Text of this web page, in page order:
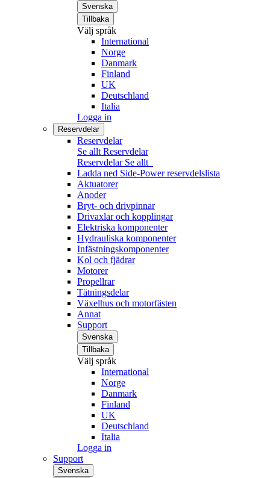
Svenska
Tillbaka
Välj språk
International
Norge
Danmark
Finland
UK
Deutschland
Italia
Logga in
Reservdelar
Reservdelar
Se allt Reservdelar
Reservdelar Se allt
Ladda ned Side-Power reservdelslista
Aktuatorer
Anoder
Bryt- och drivpinnar
Drivaxlar och kopplingar
Elektriska komponenter
Hydrauliska komponenter
Infästningskomponenter
Kol och fjädrar
Motorer
Propellrar
Tätningsdelar
Växelhus och motorfästen
Annat
Support
Svenska
Tillbaka
Välj språk
International
Norge
Danmark
Finland
UK
Deutschland
Italia
Logga in
Support
Svenska